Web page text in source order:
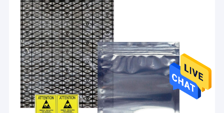
ESD는 지하철을 탑니다
플라스틱 릴
ESD 플라스틱 트레이
블리스터 패키징 박스
ESD 걸상 의자